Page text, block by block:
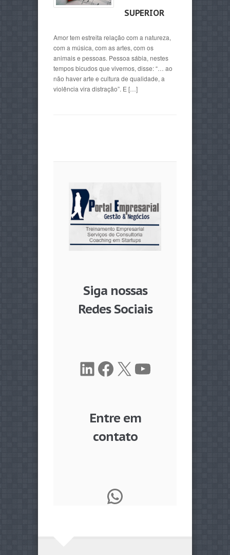
SUPERIOR
Amor tem estreita relação com a natureza,
com a música, com as artes, com os
animais e pessoas. Pessoa sábia, nestes
tempos bicudos que vivemos, disse: “… ao
não haver arte e cultura de qualidade, a
violência vira distração”. E […]
Siga nossas
Redes Sociais
LinkedIn
Facebook
X Youtube
Entre em
contato
WhatsApp